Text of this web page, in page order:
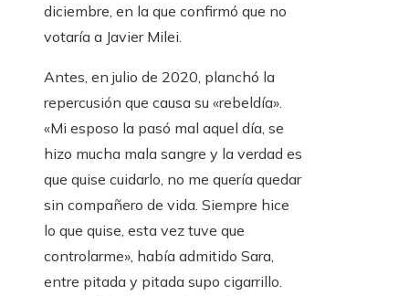
diciembre, en la que confirmó que no
votaría a Javier Milei.
Antes, en julio de 2020, planchó la
repercusión que causa su «rebeldía».
«Mi esposo la pasó mal aquel día, se
hizo mucha mala sangre y la verdad es
que quise cuidarlo, no me quería quedar
sin compañero de vida. Siempre hice
lo que quise, esta vez tuve que
controlarme», había admitido Sara,
entre pitada y pitada supo cigarrillo.